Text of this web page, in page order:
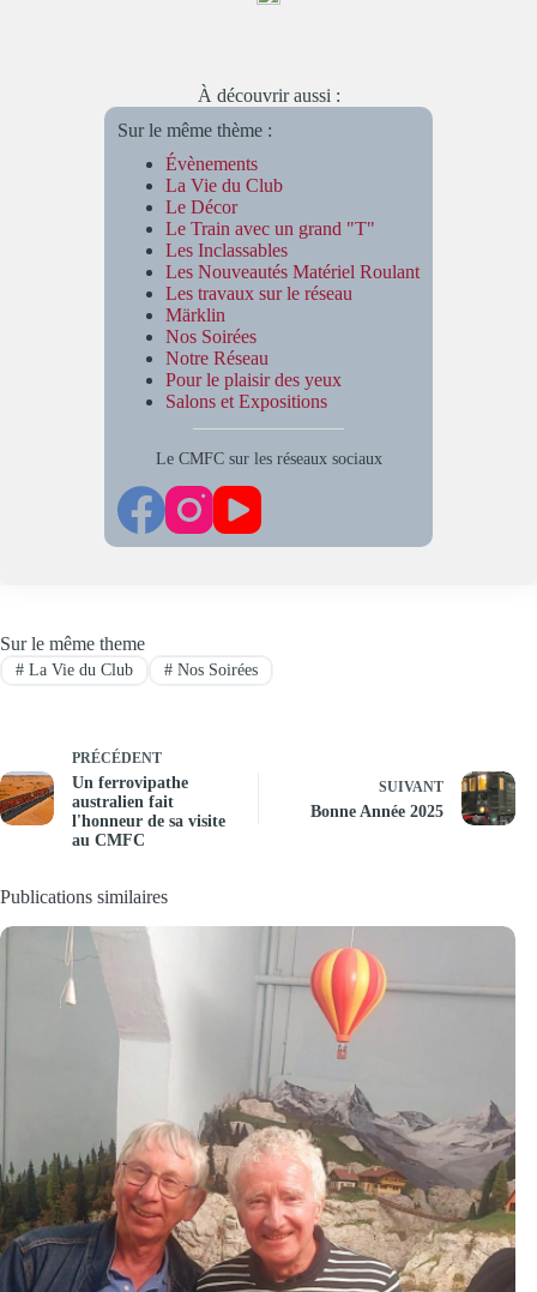
À découvrir aussi :
Sur le même thème :
Évènements
La Vie du Club
Le Décor
Le Train avec un grand "T"
Les Inclassables
Les Nouveautés Matériel Roulant
Les travaux sur le réseau
Märklin
Nos Soirées
Notre Réseau
Pour le plaisir des yeux
Salons et Expositions
Le CMFC sur les réseaux sociaux
Sur le même theme
#La Vie du Club #Nos Soirées
PRÉCÉDENT
Un ferrovipathe
australien fait
l'honneur de sa visite
au CMFC
SUIVANT
Bonne Année 2025
Publications similaires